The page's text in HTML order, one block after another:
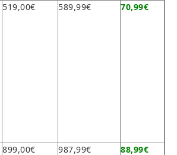
519,00€ 589,99€ 70,99€
899,00€ 987,99€ 88,99€